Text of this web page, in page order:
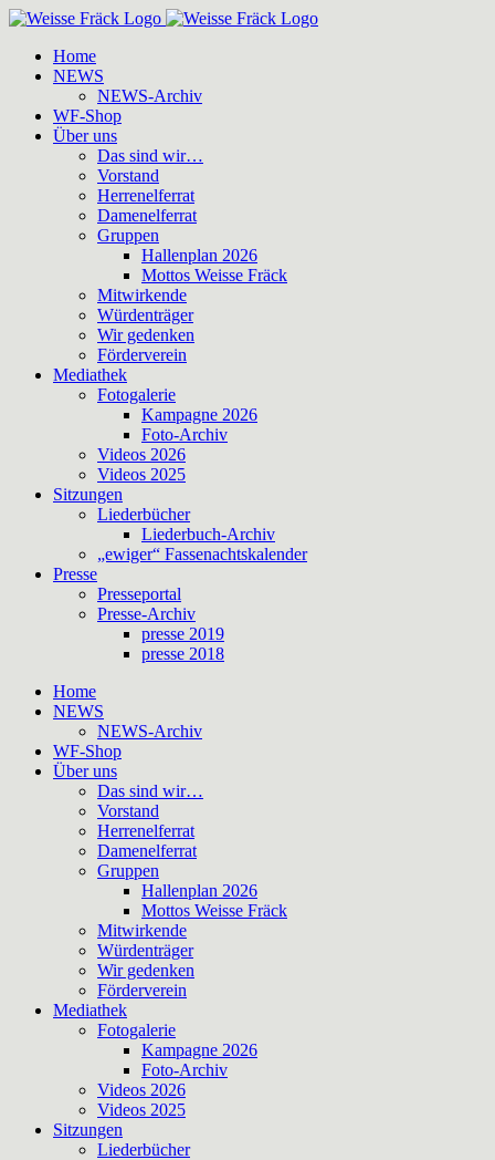
Zum
springenHome
NEWS
NEWS-Archiv
WF-Shop
Über uns
Das sind wir…
Vorstand
Herrenelferrat
Damenelferrat
Gruppen
Hallenplan 2026
Mottos Weisse Fräck
Mitwirkende
Würdenträger
Wir gedenken
Förderverein
Mediathek
Fotogalerie
Kampagne 2026
Foto-Archiv
Videos 2026
Videos 2025
Sitzungen
Liederbücher
Liederbuch-Archiv
„ewiger“ Fassenachtskalender
Presse
Presseportal
Presse-Archiv
presse 2019
presse 2018
Home
NEWS
NEWS-Archiv
WF-Shop
Über uns
Das sind wir…
Vorstand
Herrenelferrat
Damenelferrat
Gruppen
Hallenplan 2026
Mottos Weisse Fräck
Mitwirkende
Würdenträger
Wir gedenken
Förderverein
Mediathek
Fotogalerie
Kampagne 2026
Foto-Archiv
Videos 2026
Videos 2025
Sitzungen
Liederbücher